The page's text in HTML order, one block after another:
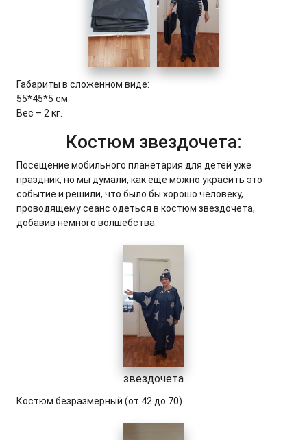
Габариты в сложенном виде:
55*45*5 см.
Вес – 2 кг.
Костюм звездочета:
Посещение мобильного планетария для детей уже
праздник, но мы думали, как еще можно украсить это
событие и решили, что было бы хорошо человеку,
проводящему сеанс одеться в костюм звездочета,
добавив немного волшебства.
звездочета
Костюм безразмерный (от 42 до 70)